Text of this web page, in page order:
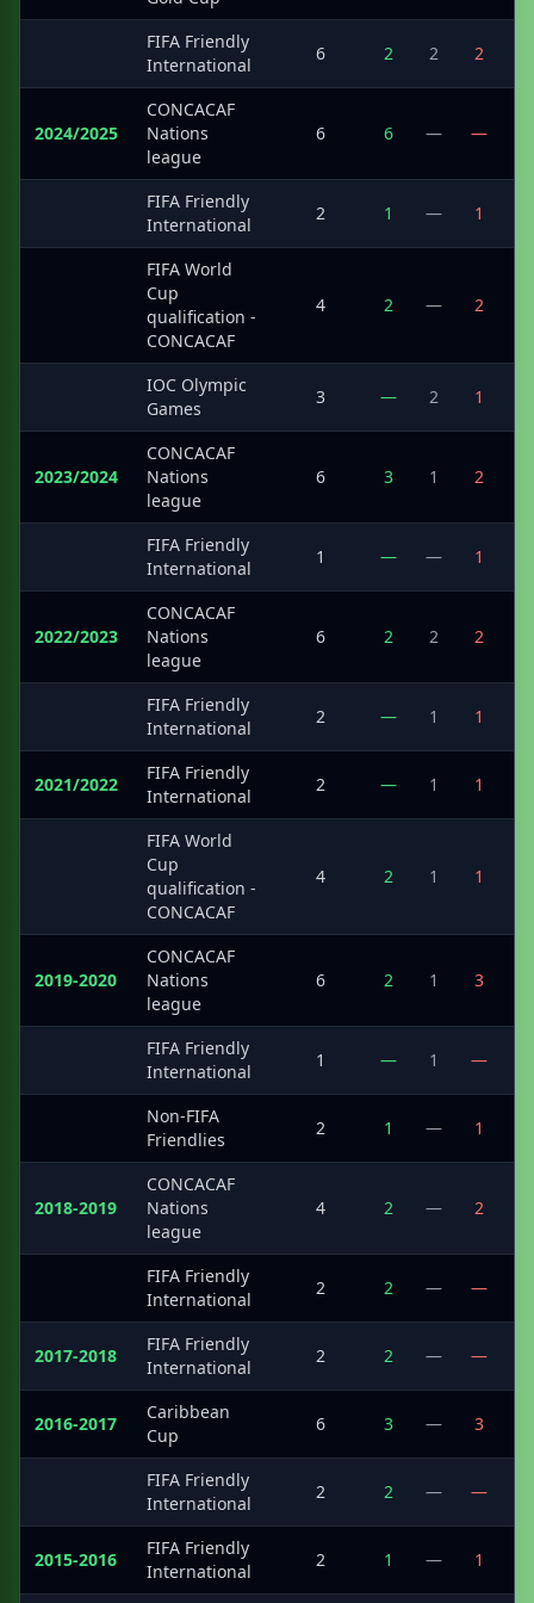
FIFA Friendly
International
6 2 2 2
2024/2025
CONCACAF
Nations
league
6 6 — —
FIFA Friendly
International
2 1 — 1
FIFA World
Cup
qualification -
CONCACAF
4 2 — 2
IOC Olympic
Games
3 — 2 1
2023/2024
CONCACAF
Nations
league
6 3 1 2
FIFA Friendly
International
1 — — 1
2022/2023
CONCACAF
Nations
league
6 2 2 2
FIFA Friendly
International
2 — 1 1
2021/2022
FIFA Friendly
International
2 — 1 1
FIFA World
Cup
qualification -
CONCACAF
4 2 1 1
2019-2020
CONCACAF
Nations
league
6 2 1 3
FIFA Friendly
International
1 — 1 —
Non-FIFA
Friendlies
2 1 — 1
2018-2019
CONCACAF
Nations
league
4 2 — 2
FIFA Friendly
International
2 2 — —
2017-2018
FIFA Friendly
International
2 2 — —
2016-2017
Caribbean
Cup
6 3 — 3
FIFA Friendly
International
2 2 — —
2015-2016
FIFA Friendly
International
2 1 — 1